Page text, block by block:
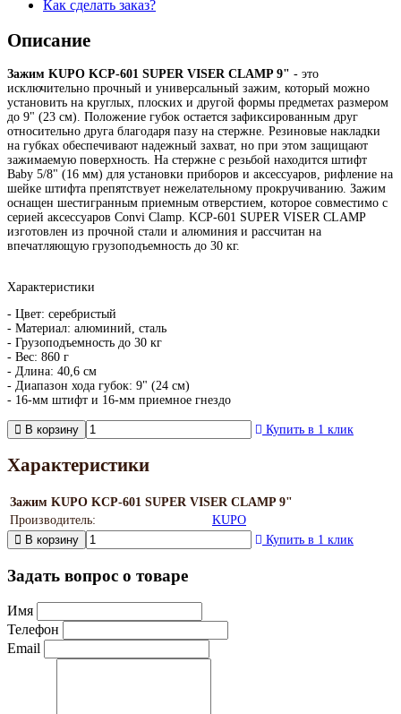
Как сделать заказ?
Описание
Зажим KUPO KCP-601 SUPER VISER CLAMP 9" - это
исключительно прочный и универсальный зажим, который можно
установить на круглых, плоских и другой формы предметах размером
до 9" (23 см). Положение губок остается зафиксированным друг
относительно друга благодаря пазу на стержне. Резиновые накладки
на губках обеспечивают надежный захват, но при этом защищают
зажимаемую поверхность. На стержне с резьбой находится штифт
Baby 5/8" (16 мм) для установки приборов и аксессуаров, рифление на
шейке штифта препятствует нежелательному прокручиванию. Зажим
оснащен шестигранным приемным отверстием, которое совместимо с
серией аксессуаров Convi Clamp. KCP-601 SUPER VISER CLAMP
изготовлен из прочной стали и алюминия и рассчитан на
впечатляющую грузоподъемность до 30 кг.
Характеристики
- Цвет: серебристый
- Материал: алюминий, сталь
- Грузоподъемность до 30 кг
- Вес: 860 г
- Длина: 40,6 см
- Диапазон хода губок: 9" (24 см)
- 16-мм штифт и 16-мм приемное гнездо
В корзину Купить в 1 клик
Характеристики
Зажим KUPO KCP-601 SUPER VISER CLAMP 9"
Производитель:
KUPO
В корзину
Купить в 1 клик
Задать вопрос о товаре
Имя
Телефон
Email